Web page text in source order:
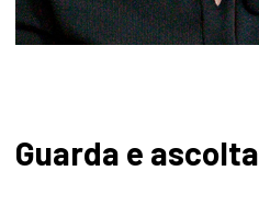
Guarda e ascolta